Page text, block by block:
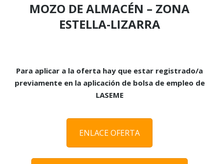
MOZO DE ALMACÉN – ZONA
ESTELLA-LIZARRA
Para aplicar a la oferta hay que estar registrado/a
previamente en la aplicación de bolsa de empleo de
LASEME
ENLACE OFERTA